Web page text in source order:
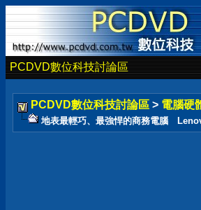
PCDVD數位科技討論區
PCDVD數位科技討論區 > 電腦硬
地表最輕巧、最強悍的商務電腦